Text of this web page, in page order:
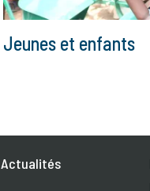
Jeunes et enfants
Actualités